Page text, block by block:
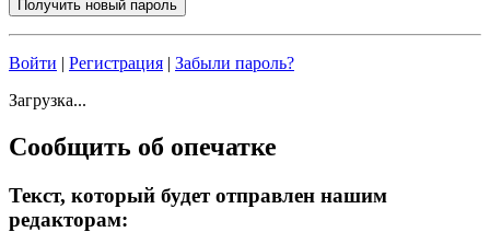
Войти | Регистрация | Забыли пароль?
Загрузка...
Сообщить об опечатке
Текст, который будет отправлен нашим
редакторам: